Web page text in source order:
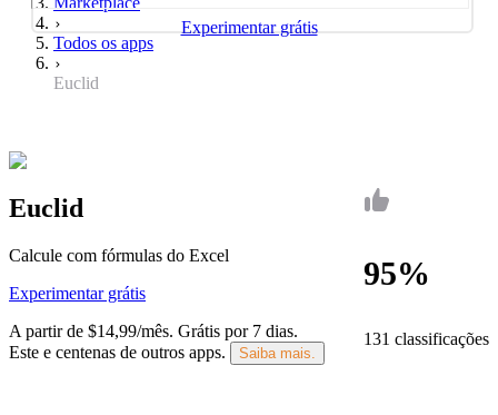
Experimentar grátis
Todos os apps
Euclid
95%
131 classificações
Euclid
Calcule com fórmulas do Excel
Experimentar grátis
A partir de $14,99/mês. Grátis por 7 dias.
Este e centenas de outros apps.
Saiba mais.